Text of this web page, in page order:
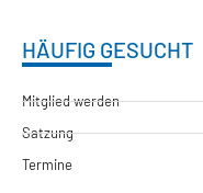
HÄUFIG GESUCHT
Mitglied werden
Satzung
Termine